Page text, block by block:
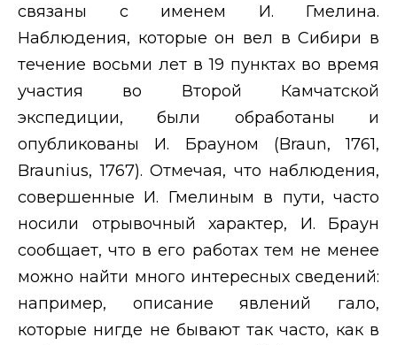
связаны с именем И. Гмелина.
Наблюдения, которые он вел в Сибири в
течение восьми лет в 19 пунктах во время
участия во Второй Камчатской
экспедиции, были обработаны и
опубликованы И. Брауном (Braun, 1761,
Braunius, 1767). Отмечая, что наблюдения,
совершенные И. Гмелиным в пути, часто
носили отрывочный характер, И. Браун
сообщает, что в его работах тем не менее
можно найти много интересных сведений:
например, описание явлений гало,
которые нигде не бывают так часто, как в